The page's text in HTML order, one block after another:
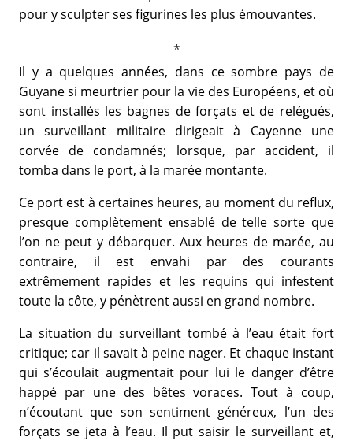
pour y sculpter ses figurines les plus émouvantes.
Il y a quelques années, dans ce sombre pays de
Guyane si meurtrier pour la vie des Européens, et où
sont installés les bagnes de forçats et de relégués,
un surveillant militaire dirigeait à Cayenne une
corvée de condamnés; lorsque, par accident, il
tomba dans le port, à la marée montante.
Ce port est à certaines heures, au moment du reflux,
presque complètement ensablé de telle sorte que
l’on ne peut y débarquer. Aux heures de marée, au
contraire, il est envahi par des courants
extrêmement rapides et les requins qui infestent
toute la côte, y pénètrent aussi en grand nombre.
La situation du surveillant tombé à l’eau était fort
critique; car il savait à peine nager. Et chaque instant
qui s’écoulait augmentait pour lui le danger d’être
happé par une des bêtes voraces. Tout à coup,
n’écoutant que son sentiment généreux, l’un des
forçats se jeta à l’eau. Il put saisir le surveillant et,